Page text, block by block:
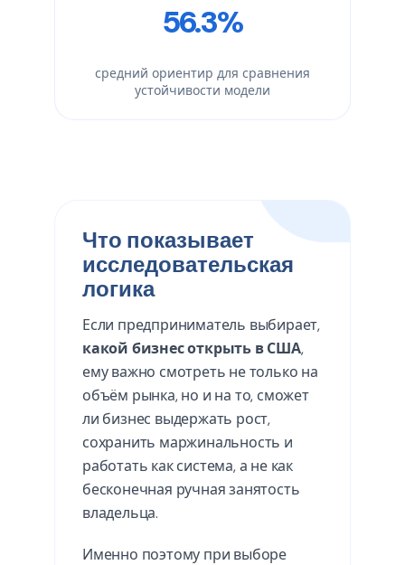
56.3%
средний ориентир для сравнения
устойчивости модели
Что показывает
исследовательская
логика
Если предприниматель выбирает,
какой бизнес открыть в США,
ему важно смотреть не только на
объём рынка, но и на то, сможет
ли бизнес выдержать рост,
сохранить маржинальность и
работать как система, а не как
бесконечная ручная занятость
владельца.
Именно поэтому при выборе